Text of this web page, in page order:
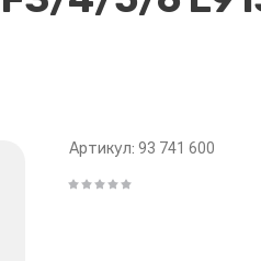
Артикул: 93 741 600